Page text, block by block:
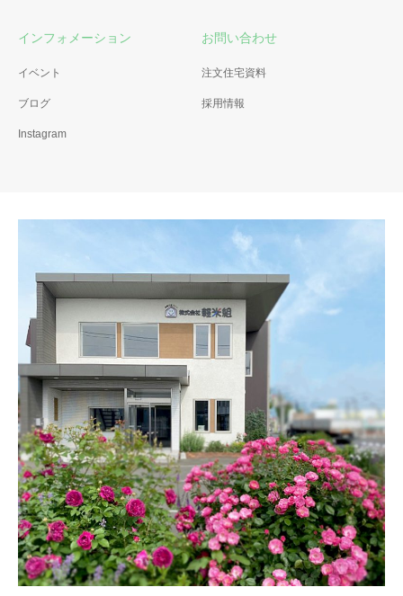
インフォメーション
イベント
ブログ
Instagram
お問い合わせ
注文住宅資料
採用情報